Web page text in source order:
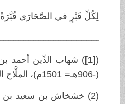
لِكُلِّ قَبْرٍ في الصَّحَارَى قُبَّرَةْ!
ــــــــــــــــــــــــــــــــــــــــــ
) شهاب الدِّين أحمد بن
(2) خشخاش بن سعيد بن